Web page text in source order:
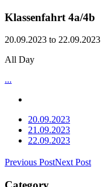
Klassenfahrt 4a/4b
20.09.2023 to 22.09.2023
All Day
...
20.09.2023
21.09.2023
22.09.2023
Previous PostNext Post